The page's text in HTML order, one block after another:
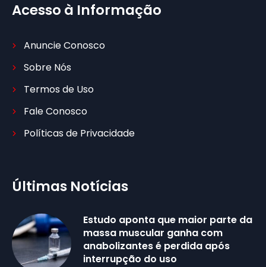
Acesso à Informação
Anuncie Conosco
Sobre Nós
Termos de Uso
Fale Conosco
Políticas de Privacidade
Últimas Notícias
Estudo aponta que maior parte da
massa muscular ganha com
anabolizantes é perdida após
interrupção do uso